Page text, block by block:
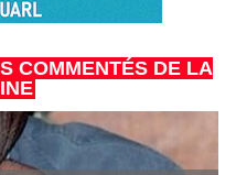
COMMENTÉS DE LA